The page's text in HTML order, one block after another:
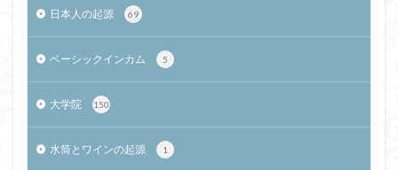
日本人の起源 69
ベーシックインカム 5
大学院 150
水筒とワインの起源 1